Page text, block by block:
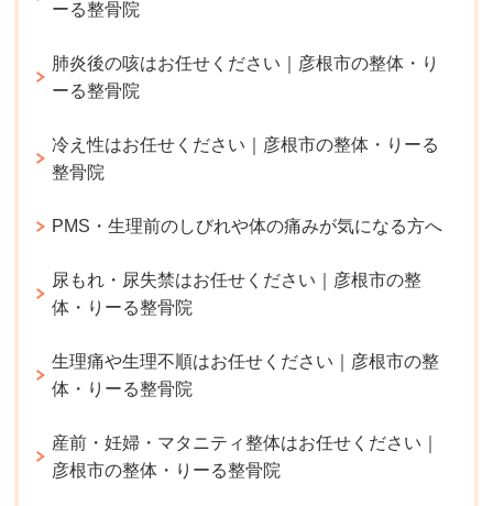
ーる整骨院
肺炎後の咳はお任せください｜彦根市の整体・り
ーる整骨院
冷え性はお任せください｜彦根市の整体・りーる
整骨院
PMS・生理前のしびれや体の痛みが気になる方へ
尿もれ・尿失禁はお任せください｜彦根市の整
体・りーる整骨院
生理痛や生理不順はお任せください｜彦根市の整
体・りーる整骨院
産前・妊婦・マタニティ整体はお任せください｜
彦根市の整体・りーる整骨院